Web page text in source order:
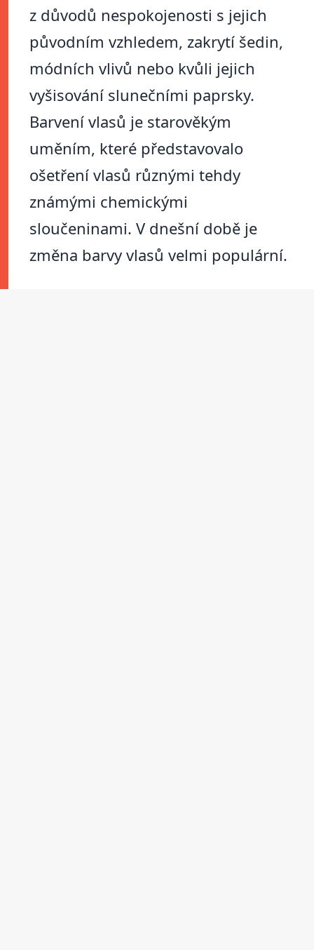
z důvodů nespokojenosti s jejich
původním vzhledem, zakrytí šedin,
módních vlivů nebo kvůli jejich
vyšisování slunečními paprsky.
Barvení vlasů je starověkým
uměním, které představovalo
ošetření vlasů různými tehdy
známými chemickými
sloučeninami. V dnešní době je
změna barvy vlasů velmi populární.